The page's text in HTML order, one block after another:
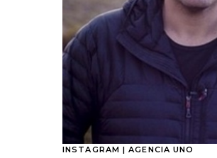
INSTAGRAM | AGENCIA UNO